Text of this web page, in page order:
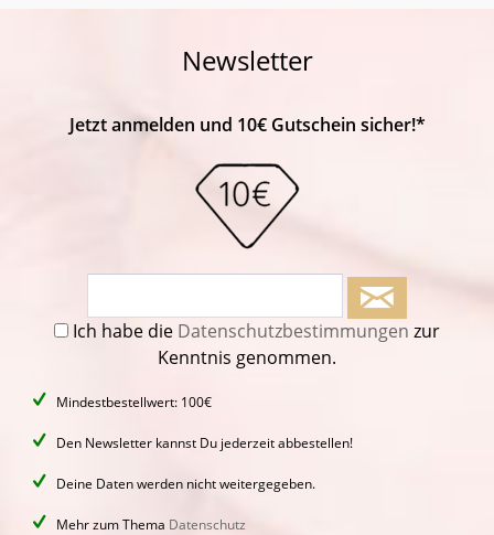
Newsletter
Jetzt anmelden und 10€ Gutschein sicher!*
Ich habe die Datenschutzbestimmungen zur
Kenntnis genommen.
Mindestbestellwert: 100€
Den Newsletter kannst Du jederzeit abbestellen!
Deine Daten werden nicht weitergegeben.
Mehr zum Thema Datenschutz